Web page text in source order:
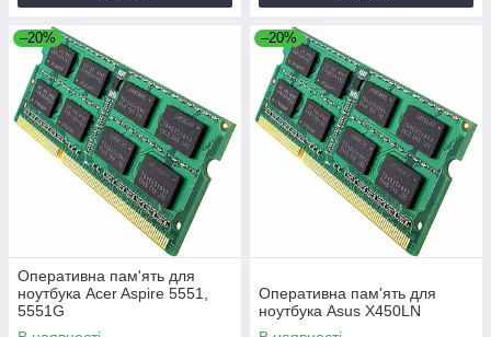
–20%
Оперативна пам'ять для
ноутбука Acer Aspire 5551,
5551G
–20%
Оперативна пам'ять для
ноутбука Asus X450LN